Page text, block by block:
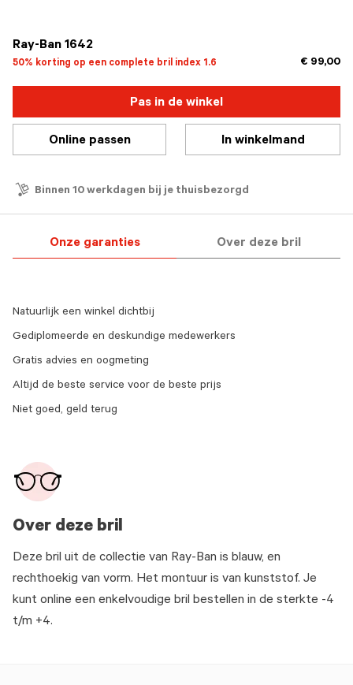
Ray-Ban 1642
50% korting op een complete bril index 1.6 € 99,00
Pas in de winkel
Online passen In winkelmand
Binnen 10 werkdagen bij je thuisbezorgd
Onze garanties Over deze bril
Over deze bril
Deze bril uit de collectie van Ray-Ban is blauw, en
rechthoekig van vorm. Het montuur is van kunststof. Je
kunt online een enkelvoudige bril bestellen in de sterkte -4
t/m +4.
Natuurlijk een winkel dichtbij
Gediplomeerde en deskundige medewerkers
Gratis advies en oogmeting
Altijd de beste service voor de beste prijs
Niet goed, geld terug